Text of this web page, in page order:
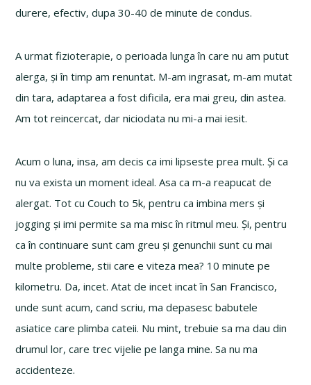
durere, efectiv, dupa 30-40 de minute de condus.
A urmat fizioterapie, o perioada lunga în care nu am putut
alerga, și în timp am renuntat. M-am ingrasat, m-am mutat
din tara, adaptarea a fost dificila, era mai greu, din astea.
Am tot reincercat, dar niciodata nu mi-a mai iesit.
Acum o luna, insa, am decis ca imi lipseste prea mult. Și ca
nu va exista un moment ideal. Asa ca m-a reapucat de
alergat. Tot cu Couch to 5k, pentru ca imbina mers și
jogging și imi permite sa ma misc în ritmul meu. Și, pentru
ca în continuare sunt cam greu și genunchii sunt cu mai
multe probleme, stii care e viteza mea? 10 minute pe
kilometru. Da, incet. Atat de incet incat în San Francisco,
unde sunt acum, cand scriu, ma depasesc babutele
asiatice care plimba cateii. Nu mint, trebuie sa ma dau din
drumul lor, care trec vijelie pe langa mine. Sa nu ma
accidenteze.